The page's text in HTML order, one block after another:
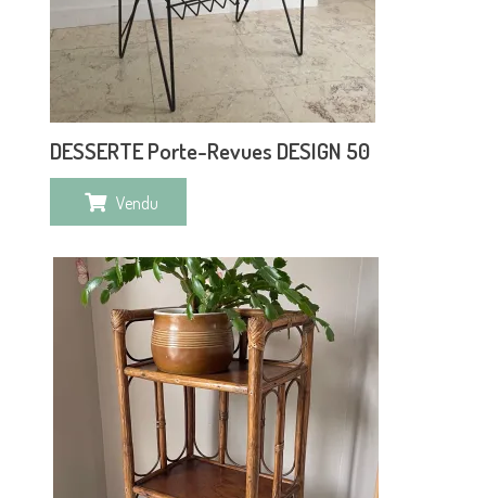
DESSERTE Porte-Revues DESIGN 50
Vendu